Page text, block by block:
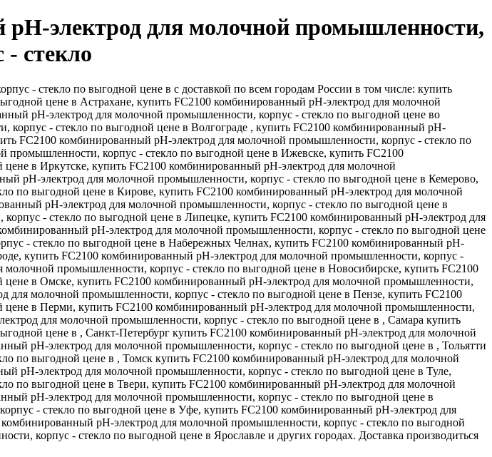
электрод для молочной промышленности,
- стекло
- стекло по выгодной цене в с доставкой по всем городам России в том числе: купить
цене в Астрахане, купить FC2100 комбинированный рН-электрод для молочной
рН-электрод для молочной промышленности, корпус - стекло по выгодной цене во
- стекло по выгодной цене в Волгограде , купить FC2100 комбинированный рН-
FC2100 комбинированный рН-электрод для молочной промышленности, корпус - стекло по
корпус - стекло по выгодной цене в Ижевске, купить FC2100
в Иркутске, купить FC2100 комбинированный рН-электрод для молочной
рН-электрод для молочной промышленности, корпус - стекло по выгодной цене в Кемерово,
по выгодной цене в Кирове, купить FC2100 комбинированный рН-электрод для молочной
рН-электрод для молочной промышленности, корпус - стекло по выгодной цене в
- стекло по выгодной цене в Липецке, купить FC2100 комбинированный рН-электрод для
рН-электрод для молочной промышленности, корпус - стекло по выгодной цене
- стекло по выгодной цене в Набережных Челнах, купить FC2100 комбинированный рН-
купить FC2100 комбинированный рН-электрод для молочной промышленности, корпус -
промышленности, корпус - стекло по выгодной цене в Новосибирске, купить FC2100
в Омске, купить FC2100 комбинированный рН-электрод для молочной промышленности,
молочной промышленности, корпус - стекло по выгодной цене в Пензе, купить FC2100
в Перми, купить FC2100 комбинированный рН-электрод для молочной промышленности,
для молочной промышленности, корпус - стекло по выгодной цене в , Самара купить
цене в , Санкт-Петербург купить FC2100 комбинированный рН-электрод для молочной
рН-электрод для молочной промышленности, корпус - стекло по выгодной цене в , Тольятти
по выгодной цене в , Томск купить FC2100 комбинированный рН-электрод для молочной
рН-электрод для молочной промышленности, корпус - стекло по выгодной цене в Туле,
по выгодной цене в Твери, купить FC2100 комбинированный рН-электрод для молочной
рН-электрод для молочной промышленности, корпус - стекло по выгодной цене в
- стекло по выгодной цене в Уфе, купить FC2100 комбинированный рН-электрод для
рН-электрод для молочной промышленности, корпус - стекло по выгодной
корпус - стекло по выгодной цене в Ярославле и других городах. Доставка производиться